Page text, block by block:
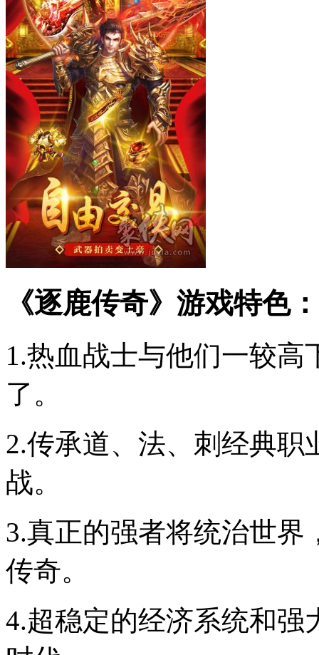
《逐鹿传奇》游戏特色：
1.热血战士与他们一较
了。
2.传承道、法、刺经典
战。
3.真正的强者将统治世
传奇。
4.超稳定的经济系统和强